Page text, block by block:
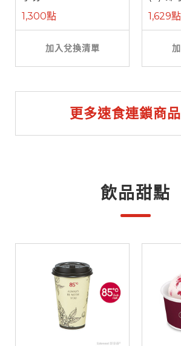
1,300點
加入兌換清單
1,629點
更多速食連鎖商品
飲品甜點